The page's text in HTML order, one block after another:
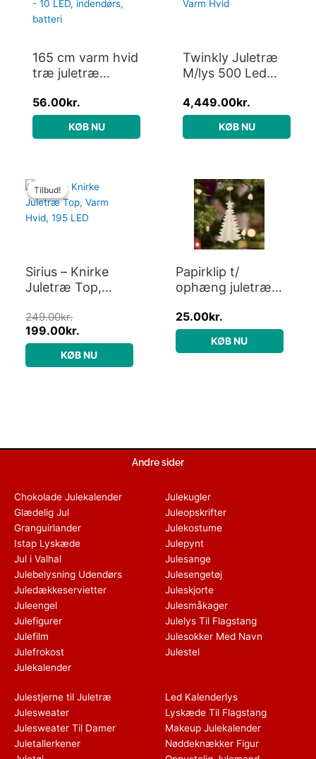
165 cm varm hvid
træ juletræ
LED, indendørs,
batteri
56.00kr.
KØB NU
Twinkly Juletræ
M/lys 500 Led
4,449.00kr.
KØB NU
Tilbud!
Tilbud!
Sirius – Knirke
Juletræ Top,
LED
249.00kr.
oprindelige
pris
var:
199.00kr.
aktuelle
pris
er:
KØB NU
Papirklip t/
ophæng juletræ
Laursen H: 10
25.00kr.
KØB NU
Andre sider
Chokolade Julekalender
Glædelig Jul
Granguirlander
Istap Lyskæde
Jul i Valhal
Julebelysning Udendørs
Juledækkeservietter
Juleengel
Julefigurer
Julefilm
Julefrokost
Julekalender
Julekugler
Juleopskrifter
Julekostume
Julepynt
Julesange
Julesengetøj
Juleskjorte
Julesmåkager
Julelys Til Flagstang
Julesokker Med Navn
Julestel
Julestjerne til Juletræ
Julesweater
Julesweater Til Damer
Juletallerkener
Led Kalenderlys
Lyskæde Til Flagstang
Makeup Julekalender
Nøddeknækker Figur